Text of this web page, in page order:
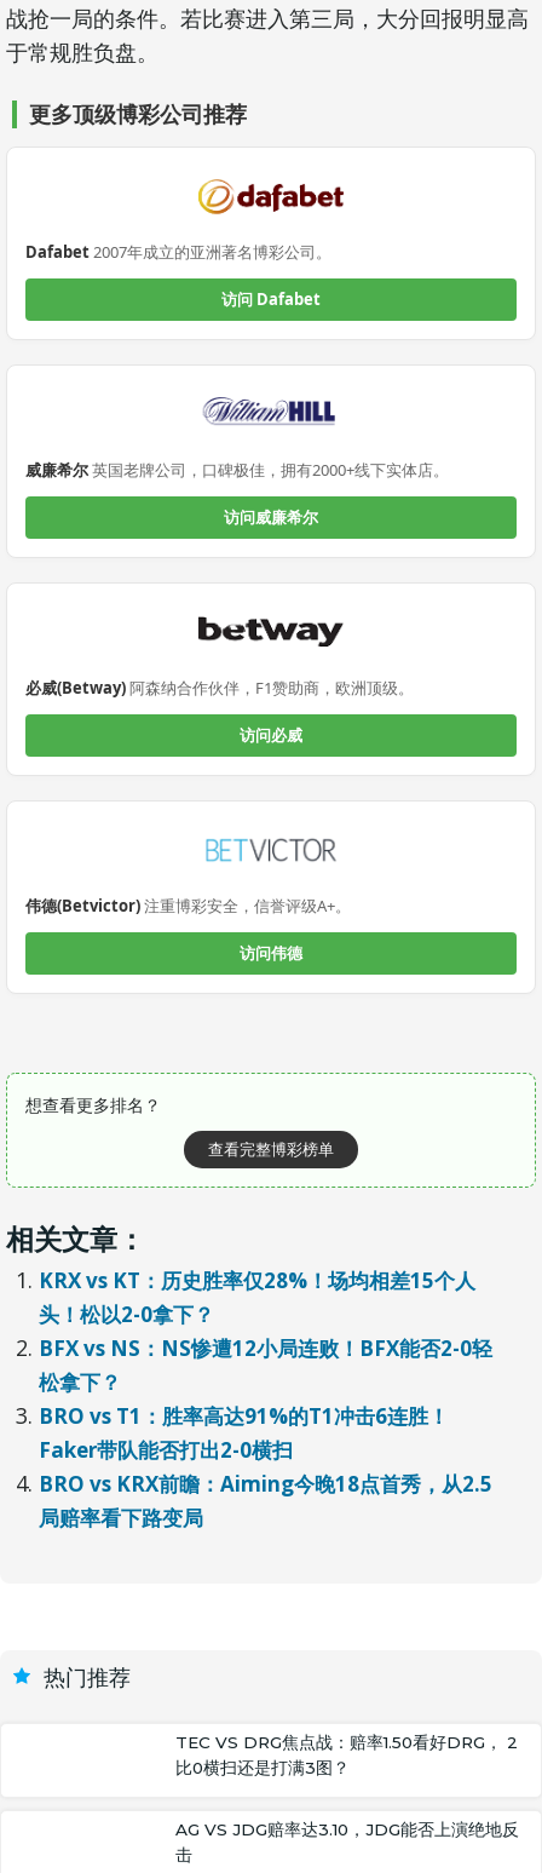
战抢一局的条件。若比赛进入第三局，大分回报明显高
于常规胜负盘。
更多顶级博彩公司推荐
Dafabet2007年成立的亚洲著名博彩公司。
访问 Dafabet
威廉希尔英国老牌公司，口碑极佳，拥有2000+线下实体店。
访问威廉希尔
必威(Betway)阿森纳合作伙伴，F1赞助商，欧洲顶级。
访问必威
伟德(Betvictor)注重博彩安全，信誉评级A+。
访问伟德
想查看更多排名？
查看完整博彩榜单
相关文章：
KRX vs KT：历史胜率仅28%！场均相差15个人
头！松以2-0拿下？
BFX vs NS：NS惨遭12小局连败！BFX能否2-0轻
松拿下？
BRO vs T1：胜率高达91%的T1冲击6连胜！
Faker带队能否打出2-0横扫
BRO vs KRX前瞻：Aiming今晚18点首秀，从2.5
局赔率看下路变局
热门推荐
TEC VS DRG焦点战：赔率1.50看好DRG， 2
比0横扫还是打满3图？
AG VS JDG赔率达3.10，JDG能否上演绝地反
击